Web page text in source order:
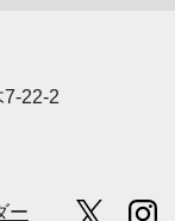
22-2
ー